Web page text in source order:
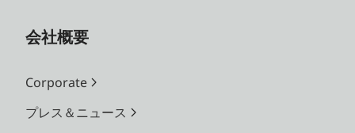
会社概要
Corporate
プレス＆ニュース